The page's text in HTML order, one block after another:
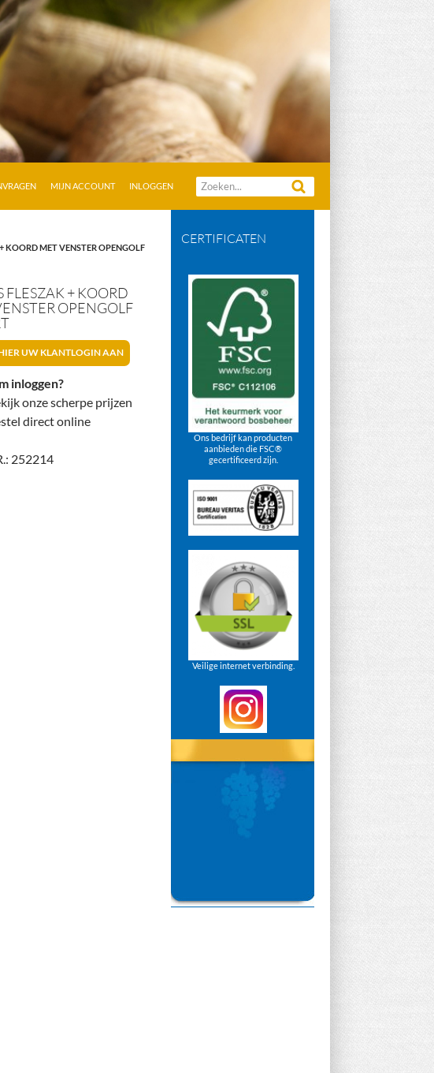
Zoeken
MIJN ACCOUNT INLOGGEN
KOORD MET VENSTER OPENGOLF
FLESZAK + KOORD
OPENGOLF
UW KLANTLOGIN AAN
inloggen?
onze scherpe prijzen
direct online
252214
CERTIFICATEN
Ons bedrijf kan producten
aanbieden die FSC®
gecertificeerd zijn.
Veilige internet verbinding.